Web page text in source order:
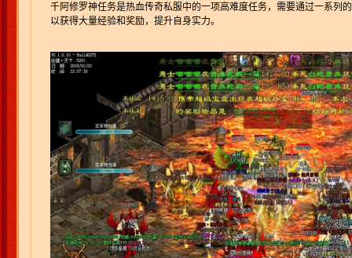
千阿修罗神任务是热血传奇私服中的一项高难度任务，需要通过一系列
以获得大量经验和奖励，提升自身实力。